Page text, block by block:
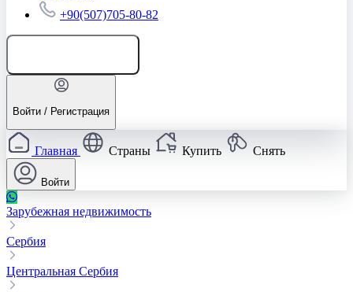
+90(507)705-80-82
Войти / Регистрация
Главная Страны Купить Снять
Войти
Зарубежная недвижимость
Сербия
Центральная Сербия